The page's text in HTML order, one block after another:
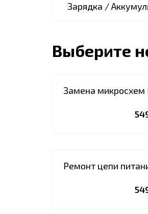
Зарядка /
Выберите
Замена микросхем
Ремонт цепи